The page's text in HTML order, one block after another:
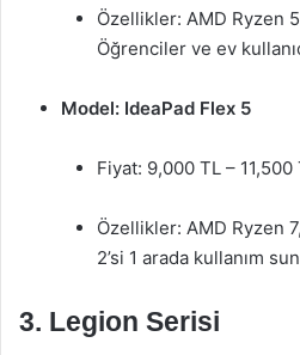
Özellikler: AMD Ryzen
Öğrenciler ve ev
Model: IdeaPad Flex 5
Fiyat: 9,000 TL – 11,500
Özellikler: AMD Ryzen
2’si 1 arada kullanım
3. Legion Serisi